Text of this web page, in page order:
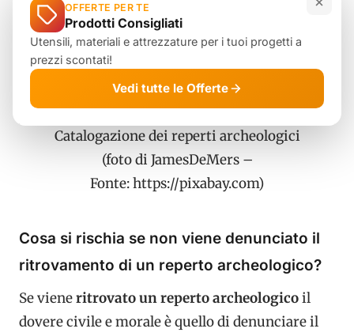
Catalogazione dei reperti archeologici
(foto di JamesDeMers –
Fonte: https://pixabay.com)
Cosa si rischia se non viene denunciato il
ritrovamento di un reperto archeologico?
Se vieneritrovato un reperto archeologicoil
dovere civile e morale è quello di denunciare il
OFFERTE PER TE
Prodotti Consigliati
Utensili, materiali e attrezzature per i tuoi progetti a
prezzi scontati!
Vedi tutte le Offerte